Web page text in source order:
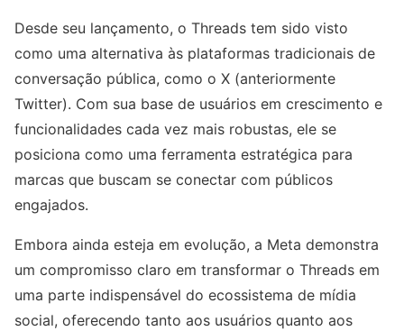
Desde seu lançamento, o Threads tem sido visto
como uma alternativa às plataformas tradicionais de
conversação pública, como o X (anteriormente
Twitter). Com sua base de usuários em crescimento e
funcionalidades cada vez mais robustas, ele se
posiciona como uma ferramenta estratégica para
marcas que buscam se conectar com públicos
engajados.
Embora ainda esteja em evolução, a Meta demonstra
um compromisso claro em transformar o Threads em
uma parte indispensável do ecossistema de mídia
social, oferecendo tanto aos usuários quanto aos